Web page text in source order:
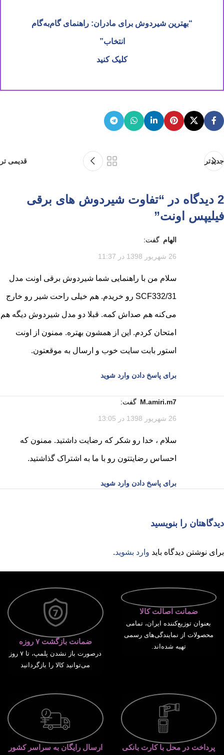
“بهترین شیردوش برای مادران: راهنمای گام‌به‌گام
انتخاب”
کلیک کنید
جدیدتر قدیمی تر
2 دیدگاه در “
تفاوت شیردوش های برقی
فیلیپس اونت”
الهام گفت:
26 شهریور 1398 در 11:37
سلام من با راهنمایی شما شیردوش برقی اونت مدل
SCF332/31 رو خریدم. هم خیلی راحت شیر رو خارج
می‌کنه هم صداش کمه. قبلا دو مدل شیردوش دیگه هم
امتحان کردم. این از همشون بهتره. ممنون از اونت
استور بابت سایت خوب و ارسال به موقعتون.
برای پاسخ دادن وارد شوید
m.amiri.m7 گفت:
26 شهریور 1398 در 13:05
سلام ، خدا رو شکر که رضایت داشتید. ممنون که
احساس رضایتتون رو با ما به اشتراک گذاشتید.
برای پاسخ دادن وارد شوید
دیدگاهتان را بنویسید
برای نوشتن دیدگاه باید وارد بشوید.
ضمانت اصالت کالا
بعنوان توزیع‌کننده ایران، تمامی
محصولات از نمایندگی‌های رسمی
تهیه شده‌اند.
ضمانت بازگشت ۷ روزه
درصورت باز نشدن پلمپ، تا ۷ روز
می‌توانید کالا را بازگردانید
پرداخت در محل با کارت بانکی ارسال رایگان به سراسر کشور